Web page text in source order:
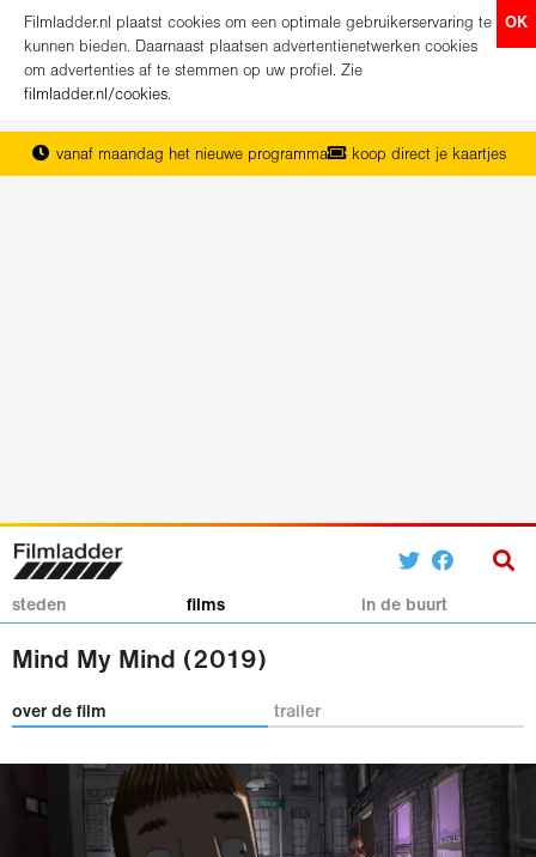
OK
Filmladder.nl plaatst cookies om een optimale gebruikerservaring te
kunnen bieden. Daarnaast plaatsen advertentienetwerken cookies
om advertenties af te stemmen op uw profiel. Zie
filmladder.nl/cookies.
vanaf maandag het nieuwe programma
koop direct je kaartjes
het complete overzicht van Nederland
steden films in de buurt
Mind My Mind (2019)
over de film trailer